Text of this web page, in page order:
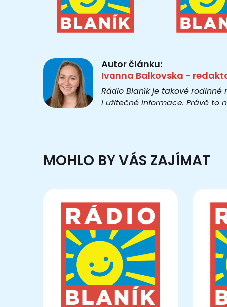
Autor článku:
Ivanna Balkovska -
Rádio Blaník je takové rodinné
i užitečné informace. Právě to
MOHLO BY VÁS ZAJÍMAT